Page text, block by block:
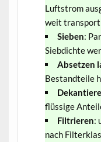
Luftstrom
weit
Sieben:
Siebdichte
Absetzen
Bestandteile
flüssige
Filtrieren:
nach